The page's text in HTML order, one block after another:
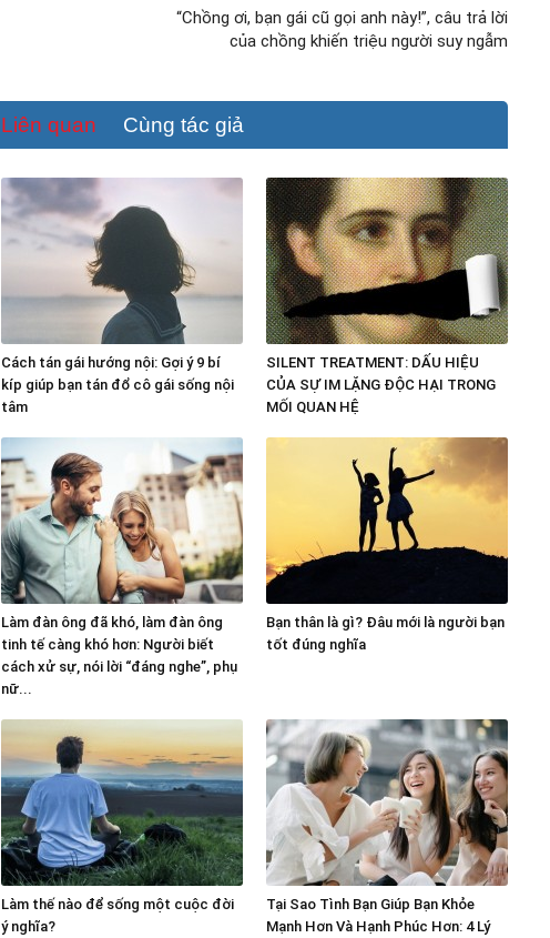
“Chồng ơi, bạn gái cũ gọi anh này!”, câu trả lời
của chồng khiến triệu người suy ngẫm
Liên quan Cùng tác giả
Cách tán gái hướng nội: Gợi ý 9 bí
kíp giúp bạn tán đổ cô gái sống nội
tâm
SILENT TREATMENT: DẤU HIỆU
CỦA SỰ IM LẶNG ĐỘC HẠI TRONG
MỐI QUAN HỆ
Làm đàn ông đã khó, làm đàn ông
tinh tế càng khó hơn: Người biết
cách xử sự, nói lời “đáng nghe”, phụ
nữ...
Bạn thân là gì? Đâu mới là người bạn
tốt đúng nghĩa
Làm thế nào để sống một cuộc đời
ý nghĩa?
Tại Sao Tình Bạn Giúp Bạn Khỏe
Mạnh Hơn Và Hạnh Phúc Hơn: 4 Lý